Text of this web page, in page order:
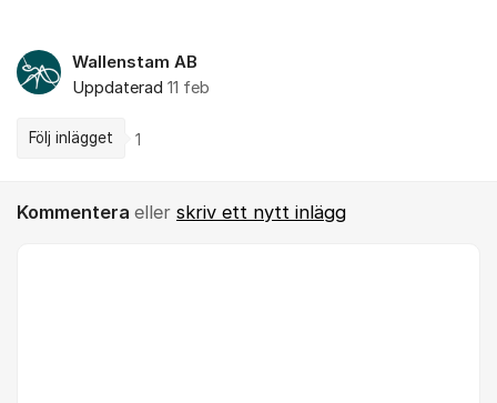
Wallenstam AB
Uppdaterad 11 feb
Följ inlägget 1
Kommentera eller skriv ett nytt inlägg